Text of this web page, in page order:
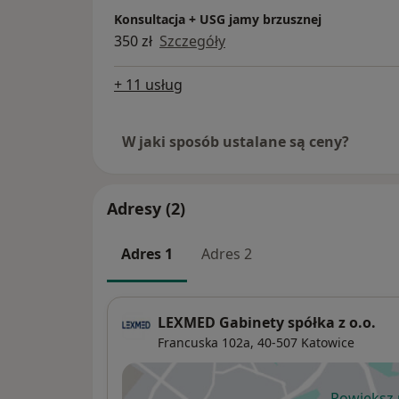
Konsultacja + USG jamy brzusznej
350 zł Szczegóły
+ 11 usług
W jaki sposób ustalane są ceny?
Adresy (2)
Adres 1 Adres 2
LEXMED Gabinety spółka z o.o.
Francuska 102a, 40-507 Katowice